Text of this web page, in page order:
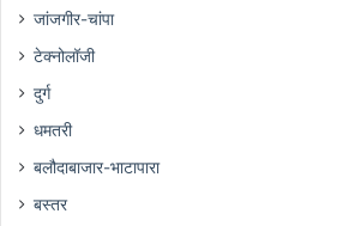
जांजगीर-चांपा
टेक्नोलॉजी
दुर्ग
धमतरी
बलौदाबाजार-भाटापारा
बस्तर